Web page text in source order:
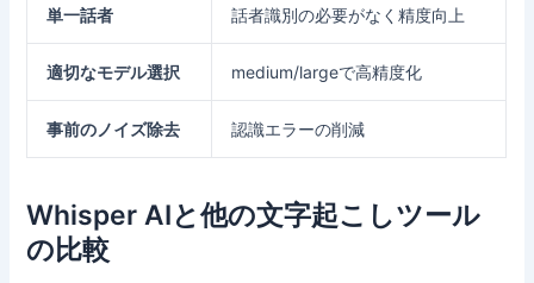
単一話者 話者識別の必要がなく精度向上
適切なモデル選択 medium/largeで高精度化
事前のノイズ除去 認識エラーの削減
Whisper AIと他の文字起こしツール
の比較